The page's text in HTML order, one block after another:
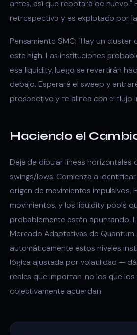
antes, así que rebotará de nuevo."
retrospectivo y es explotado por
Pensamiento SMC: "Hay un cluster
este high. Las instituciones
esa liquidity, luego se revertirán
debajo. Esperaré el sweep y
prospectivo y te alinea con el flujo
Haciendo el
Deja de dibujar líneas horizontales
swings/lows. Comienza a
origen de movimientos impulsivos,
movimientos, y los liquidity pools
probablemente están apuntando.
Mercado Adaptativas de Quantum
automáticamente estos niveles
lógica ajustada por volatilidad —
reales que importan, no los que
colectivamente acuerdan.